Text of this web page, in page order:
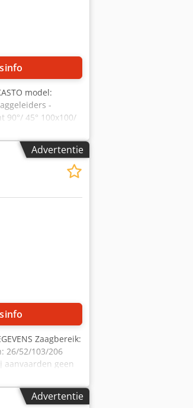
model:
-
90°/ 45° 100x100/
stuklengte in
Gegevens zie
Advertentie
Zaagbereik:
26/52/103/206
aanvaarden geen
Advertentie